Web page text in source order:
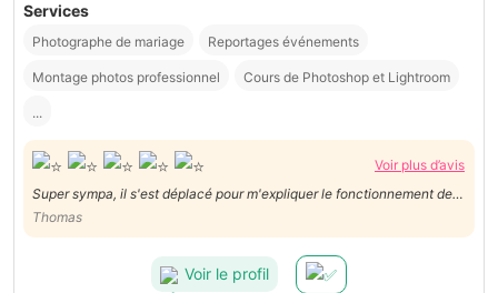
Services
Photographe de mariage Reportages événements
Montage photos professionnel Cours de Photoshop et Lightroom
...
Voir plus d’avis
Super sympa, il s'est déplacé pour m'expliquer le fonctionnement de
mon appareil. A l'écoute et disponible. Très bon service, à
recommander vivement.
Thomas
Voir le profil